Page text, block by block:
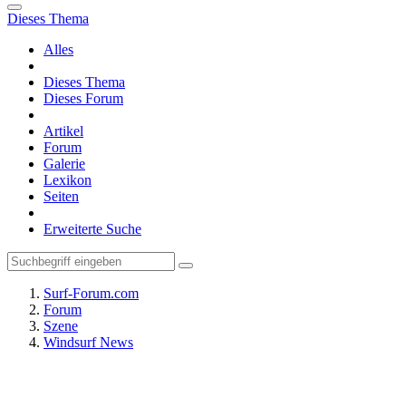
Dieses Thema
Alles
Dieses Thema
Dieses Forum
Artikel
Forum
Galerie
Lexikon
Seiten
Erweiterte Suche
Surf-Forum.com
Forum
Szene
Windsurf News